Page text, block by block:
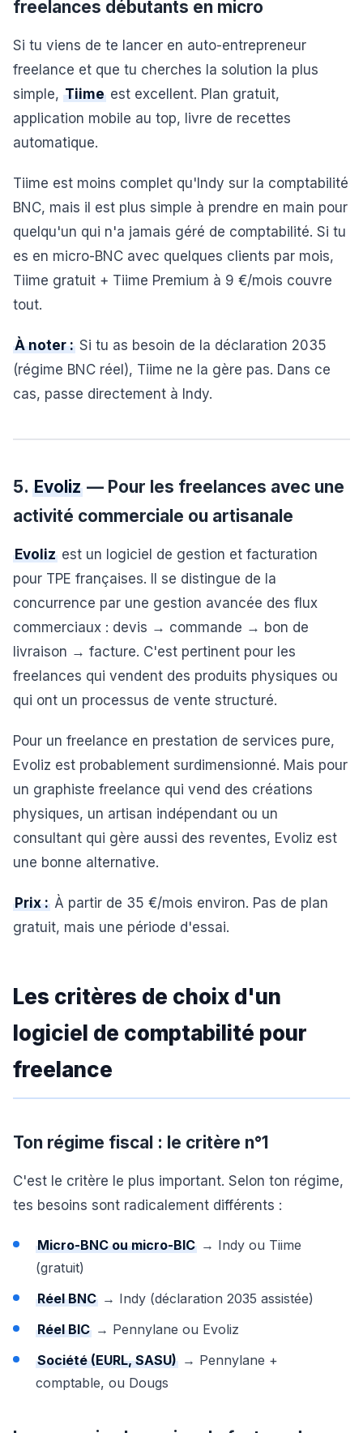
freelances débutants en micro
Si tu viens de te lancer en auto-entrepreneur
freelance et que tu cherches la solution la plus
simple, Tiime est excellent. Plan gratuit,
application mobile au top, livre de recettes
automatique.
Tiime est moins complet qu'Indy sur la comptabilité
BNC, mais il est plus simple à prendre en main pour
quelqu'un qui n'a jamais géré de comptabilité. Si tu
es en micro-BNC avec quelques clients par mois,
Tiime gratuit + Tiime Premium à 9 €/mois couvre
tout.
À noter : Si tu as besoin de la déclaration 2035
(régime BNC réel), Tiime ne la gère pas. Dans ce
cas, passe directement à Indy.
5. Evoliz — Pour les freelances avec une
activité commerciale ou artisanale
Evoliz est un logiciel de gestion et facturation
pour TPE françaises. Il se distingue de la
concurrence par une gestion avancée des flux
commerciaux : devis → commande → bon de
livraison → facture. C'est pertinent pour les
freelances qui vendent des produits physiques ou
qui ont un processus de vente structuré.
Pour un freelance en prestation de services pure,
Evoliz est probablement surdimensionné. Mais pour
un graphiste freelance qui vend des créations
physiques, un artisan indépendant ou un
consultant qui gère aussi des reventes, Evoliz est
une bonne alternative.
Prix : À partir de 35 €/mois environ. Pas de plan
gratuit, mais une période d'essai.
Les critères de choix d'un
logiciel de comptabilité pour
freelance
Ton régime fiscal : le critère n°1
C'est le critère le plus important. Selon ton régime,
tes besoins sont radicalement différents :
Micro-BNC ou micro-BIC → Indy ou Tiime
(gratuit)
Réel BNC → Indy (déclaration 2035 assistée)
Réel BIC → Pennylane ou Evoliz
Société (EURL, SASU) → Pennylane +
comptable, ou Dougs